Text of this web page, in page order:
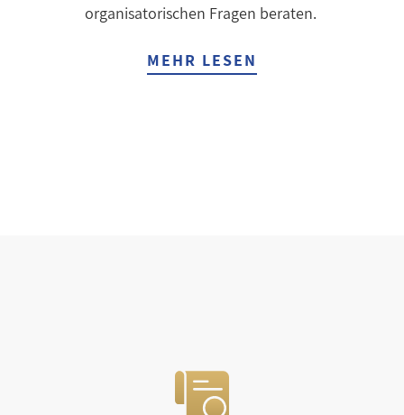
organisatorischen Fragen beraten.
MEHR LESEN